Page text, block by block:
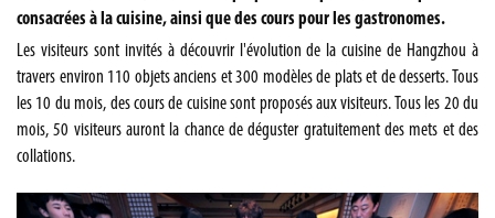
consacrées à la cuisine, ainsi que des cours pour les gastronomes.
Les visiteurs sont invités à découvrir l'évolution de la cuisine de Hangzhou à
travers environ 110 objets anciens et 300 modèles de plats et de desserts. Tous
les 10 du mois, des cours de cuisine sont proposés aux visiteurs. Tous les 20 du
mois, 50 visiteurs auront la chance de déguster gratuitement des mets et des
collations.